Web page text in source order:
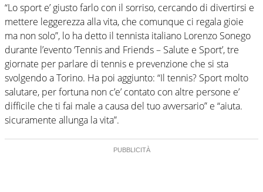
“Lo sport e’ giusto farlo con il sorriso, cercando di divertirsi e
mettere leggerezza alla vita, che comunque ci regala gioie
ma non solo”, lo ha detto il tennista italiano Lorenzo Sonego
durante l’evento ‘Tennis and Friends – Salute e Sport’, tre
giornate per parlare di tennis e prevenzione che si sta
svolgendo a Torino. Ha poi aggiunto: “Il tennis? Sport molto
salutare, per fortuna non c’e’ contato con altre persone e’
difficile che ti fai male a causa del tuo avversario” e “aiuta.
sicuramente allunga la vita”.